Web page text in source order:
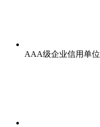
AAA级企业信用单位